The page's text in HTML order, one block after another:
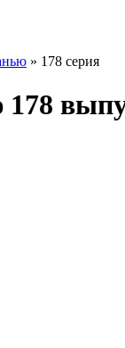
» 178 серия